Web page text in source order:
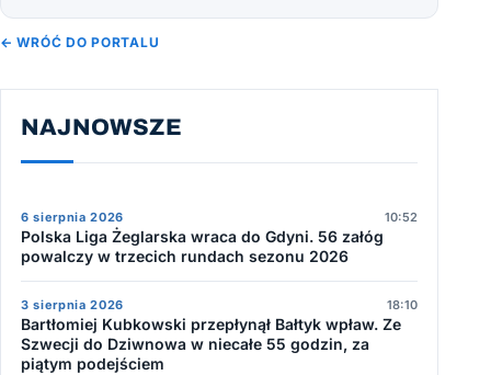
← WRÓĆ DO PORTALU
NAJNOWSZE
6 sierpnia 2026 10:52
Polska Liga Żeglarska wraca do Gdyni. 56 załóg
powalczy w trzecich rundach sezonu 2026
3 sierpnia 2026 18:10
Bartłomiej Kubkowski przepłynął Bałtyk wpław. Ze
Szwecji do Dziwnowa w niecałe 55 godzin, za
piątym podejściem